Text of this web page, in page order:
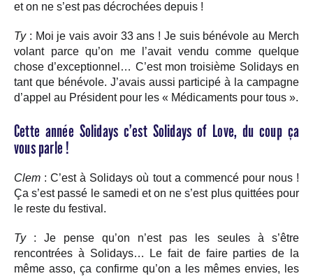
et on ne s’est pas décrochées depuis !
Ty : Moi je vais avoir 33 ans ! Je suis bénévole au Merch
volant parce qu’on me l’avait vendu comme quelque
chose d’exceptionnel… C’est mon troisième Solidays en
tant que bénévole. J’avais aussi participé à la campagne
d’appel au Président pour les « Médicaments pour tous ».
Cette année Solidays c’est Solidays of Love, du coup ça
vous parle !
Clem : C’est à Solidays où tout a commencé pour nous !
Ça s’est passé le samedi et on ne s’est plus quittées pour
le reste du festival.
Ty: Je pense qu’on n’est pas les seules à s’être
rencontrées à Solidays… Le fait de faire parties de la
même asso, ça confirme qu’on a les mêmes envies, les